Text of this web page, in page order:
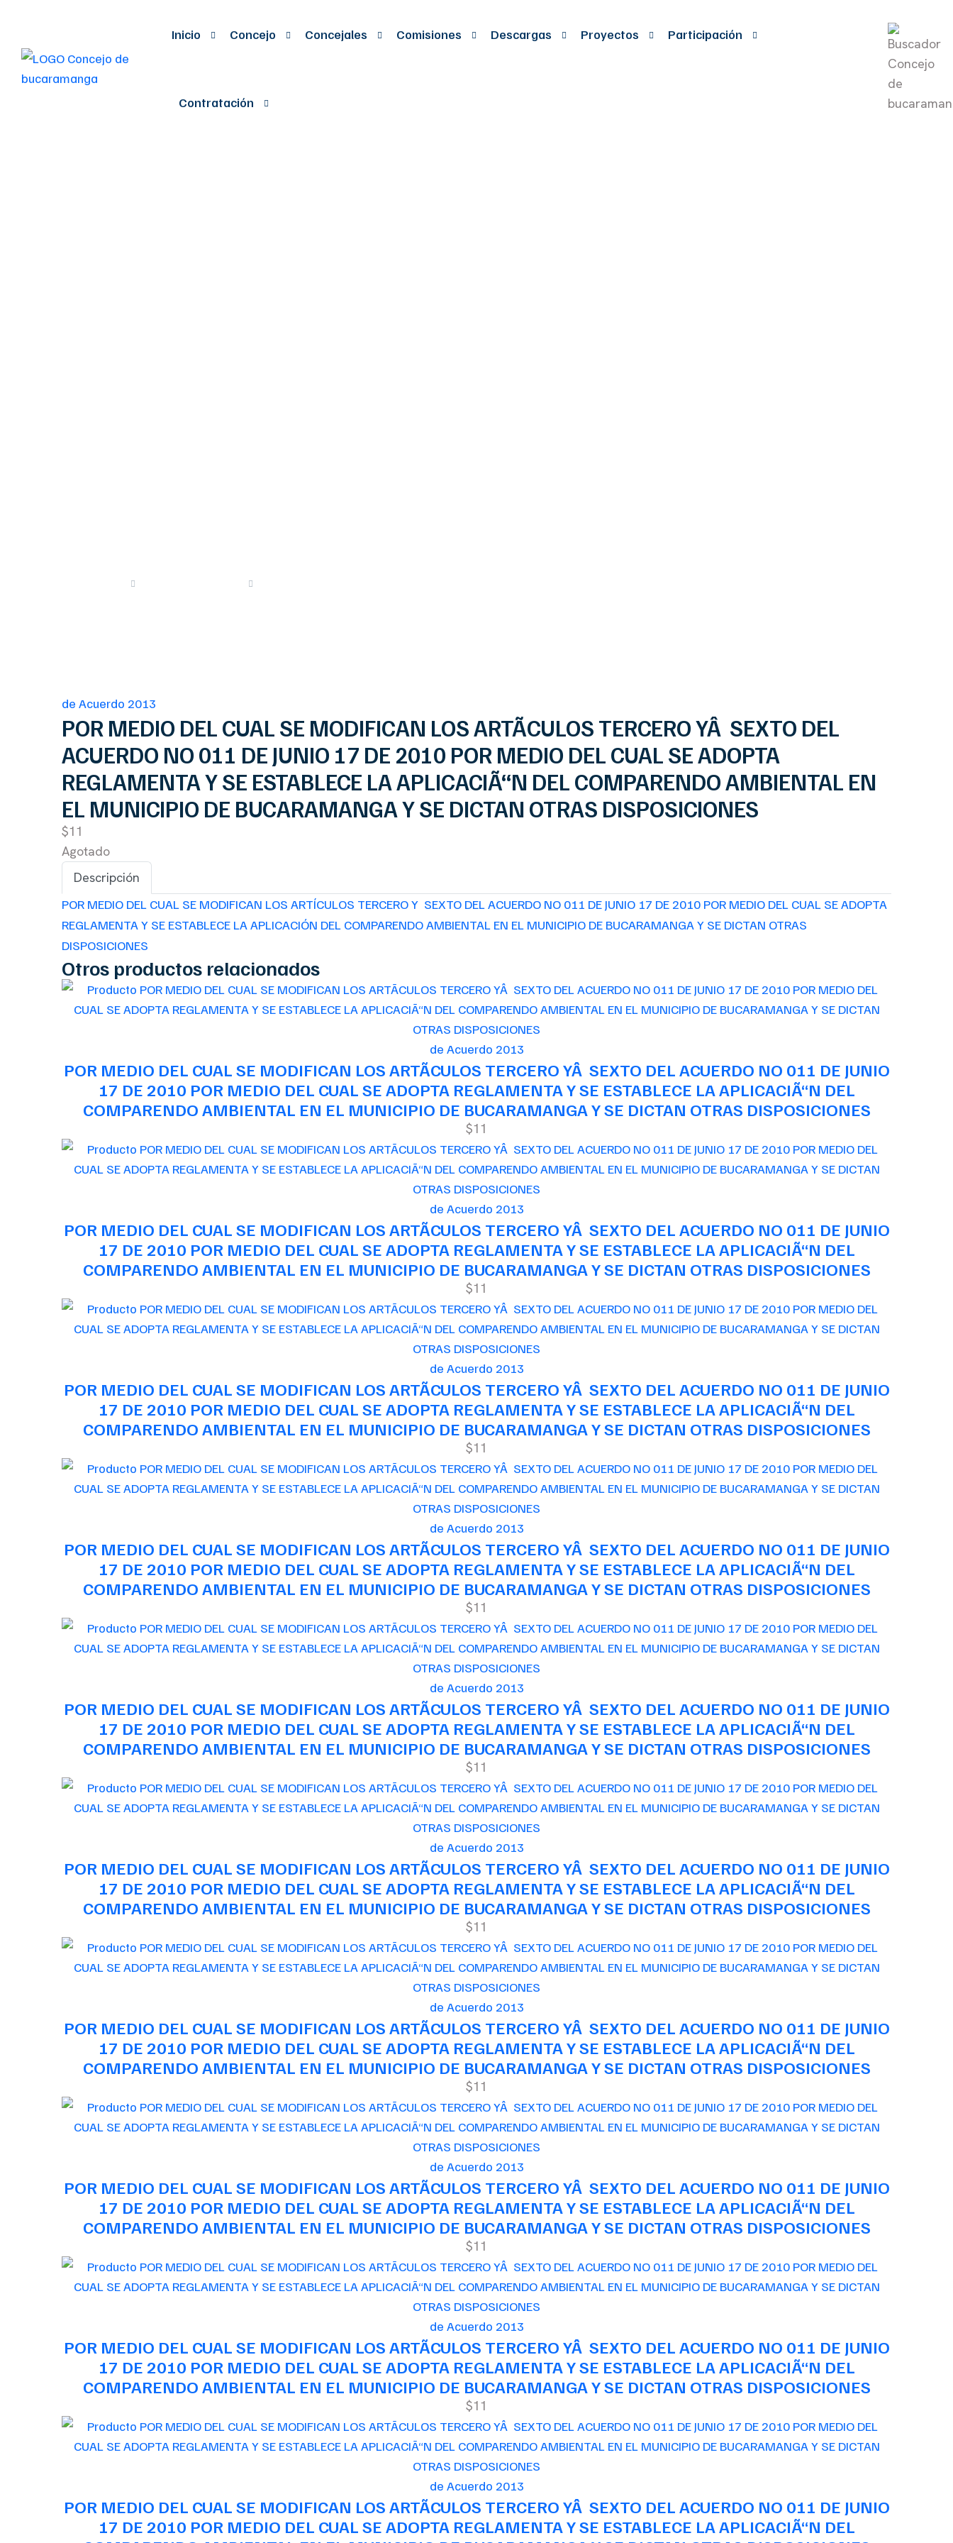
Inicio Concejo Concejales Comisiones Descargas Proyectos Participación
Contratación
de Acuerdo 2013
POR MEDIO DEL CUAL SE MODIFICAN LOS ARTÃCULOS TERCERO YÂ SEXTO DEL
ACUERDO NO 011 DE JUNIO 17 DE 2010 POR MEDIO DEL CUAL SE ADOPTA
REGLAMENTA Y SE ESTABLECE LA APLICACIÃ“N DEL COMPARENDO AMBIENTAL EN
EL MUNICIPIO DE BUCARAMANGA Y SE DICTAN OTRAS DISPOSICIONES
$11
Agotado
Descripción
POR MEDIO DEL CUAL SE MODIFICAN LOS ARTÍCULOS TERCERO Y SEXTO DEL ACUERDO NO 011 DE JUNIO 17 DE 2010 POR MEDIO DEL CUAL SE ADOPTA
REGLAMENTA Y SE ESTABLECE LA APLICACIÓN DEL COMPARENDO AMBIENTAL EN EL MUNICIPIO DE BUCARAMANGA Y SE DICTAN OTRAS
DISPOSICIONES
Otros productos relacionados
de Acuerdo 2013
POR MEDIO DEL CUAL SE MODIFICAN LOS ARTÃCULOS TERCERO YÂ SEXTO DEL ACUERDO NO 011 DE JUNIO
17 DE 2010 POR MEDIO DEL CUAL SE ADOPTA REGLAMENTA Y SE ESTABLECE LA APLICACIÃ“N DEL
COMPARENDO AMBIENTAL EN EL MUNICIPIO DE BUCARAMANGA Y SE DICTAN OTRAS DISPOSICIONES
$11
de Acuerdo 2013
POR MEDIO DEL CUAL SE MODIFICAN LOS ARTÃCULOS TERCERO YÂ SEXTO DEL ACUERDO NO 011 DE JUNIO
17 DE 2010 POR MEDIO DEL CUAL SE ADOPTA REGLAMENTA Y SE ESTABLECE LA APLICACIÃ“N DEL
COMPARENDO AMBIENTAL EN EL MUNICIPIO DE BUCARAMANGA Y SE DICTAN OTRAS DISPOSICIONES
$11
de Acuerdo 2013
POR MEDIO DEL CUAL SE MODIFICAN LOS ARTÃCULOS TERCERO YÂ SEXTO DEL ACUERDO NO 011 DE JUNIO
17 DE 2010 POR MEDIO DEL CUAL SE ADOPTA REGLAMENTA Y SE ESTABLECE LA APLICACIÃ“N DEL
COMPARENDO AMBIENTAL EN EL MUNICIPIO DE BUCARAMANGA Y SE DICTAN OTRAS DISPOSICIONES
$11
de Acuerdo 2013
POR MEDIO DEL CUAL SE MODIFICAN LOS ARTÃCULOS TERCERO YÂ SEXTO DEL ACUERDO NO 011 DE JUNIO
17 DE 2010 POR MEDIO DEL CUAL SE ADOPTA REGLAMENTA Y SE ESTABLECE LA APLICACIÃ“N DEL
COMPARENDO AMBIENTAL EN EL MUNICIPIO DE BUCARAMANGA Y SE DICTAN OTRAS DISPOSICIONES
$11
de Acuerdo 2013
POR MEDIO DEL CUAL SE MODIFICAN LOS ARTÃCULOS TERCERO YÂ SEXTO DEL ACUERDO NO 011 DE JUNIO
17 DE 2010 POR MEDIO DEL CUAL SE ADOPTA REGLAMENTA Y SE ESTABLECE LA APLICACIÃ“N DEL
COMPARENDO AMBIENTAL EN EL MUNICIPIO DE BUCARAMANGA Y SE DICTAN OTRAS DISPOSICIONES
$11
de Acuerdo 2013
POR MEDIO DEL CUAL SE MODIFICAN LOS ARTÃCULOS TERCERO YÂ SEXTO DEL ACUERDO NO 011 DE JUNIO
17 DE 2010 POR MEDIO DEL CUAL SE ADOPTA REGLAMENTA Y SE ESTABLECE LA APLICACIÃ“N DEL
COMPARENDO AMBIENTAL EN EL MUNICIPIO DE BUCARAMANGA Y SE DICTAN OTRAS DISPOSICIONES
$11
de Acuerdo 2013
POR MEDIO DEL CUAL SE MODIFICAN LOS ARTÃCULOS TERCERO YÂ SEXTO DEL ACUERDO NO 011 DE JUNIO
17 DE 2010 POR MEDIO DEL CUAL SE ADOPTA REGLAMENTA Y SE ESTABLECE LA APLICACIÃ“N DEL
COMPARENDO AMBIENTAL EN EL MUNICIPIO DE BUCARAMANGA Y SE DICTAN OTRAS DISPOSICIONES
$11
de Acuerdo 2013
POR MEDIO DEL CUAL SE MODIFICAN LOS ARTÃCULOS TERCERO YÂ SEXTO DEL ACUERDO NO 011 DE JUNIO
17 DE 2010 POR MEDIO DEL CUAL SE ADOPTA REGLAMENTA Y SE ESTABLECE LA APLICACIÃ“N DEL
COMPARENDO AMBIENTAL EN EL MUNICIPIO DE BUCARAMANGA Y SE DICTAN OTRAS DISPOSICIONES
$11
de Acuerdo 2013
POR MEDIO DEL CUAL SE MODIFICAN LOS ARTÃCULOS TERCERO YÂ SEXTO DEL ACUERDO NO 011 DE JUNIO
17 DE 2010 POR MEDIO DEL CUAL SE ADOPTA REGLAMENTA Y SE ESTABLECE LA APLICACIÃ“N DEL
COMPARENDO AMBIENTAL EN EL MUNICIPIO DE BUCARAMANGA Y SE DICTAN OTRAS DISPOSICIONES
$11
de Acuerdo 2013
POR MEDIO DEL CUAL SE MODIFICAN LOS ARTÃCULOS TERCERO YÂ SEXTO DEL ACUERDO NO 011 DE JUNIO
17 DE 2010 POR MEDIO DEL CUAL SE ADOPTA REGLAMENTA Y SE ESTABLECE LA APLICACIÃ“N DEL